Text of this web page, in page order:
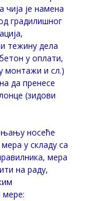
чија је намена
градилишног
тежину дела
у оплати,
монтажи и сл.)
да пренесе
(зидови
носеће
у складу са
мера
на раду,
мере: